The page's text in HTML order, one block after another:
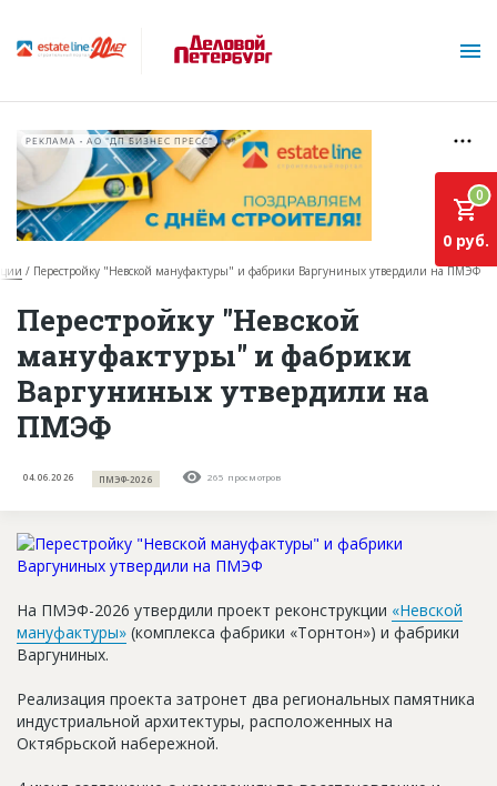
О проекте
Горячие объекты
База строящихся объектов
Инвестпроекты
Глоссарий
Новости
Платные услуги
Правила работы
Личный кабинет
РЕКЛАМА • АО "ДП БИЗНЕС ПРЕСС"
Перестройку "Невской мануфактуры" и фабрики Варгуниных утвердили на ПМЭФ
Перестройку "Невской
мануфактуры" и фабрики
Варгуниных утвердили на
ПМЭФ
04.06.2026 ПМЭФ-2026 265 просмотров
0
0 руб.
На ПМЭФ-2026 утвердили проект реконструкции «Невской
мануфактуры» (комплекса фабрики «Торнтон») и фабрики
Варгуниных.
Реализация проекта затронет два региональных памятника
индустриальной архитектуры, расположенных на
Октябрьской набережной.